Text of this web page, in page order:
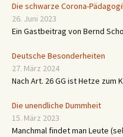
Die schwarze Corona-
26. Juni 2023
Ein Gastbeitrag von Bernd
Deutsche Besonderheiten
27. März 2024
Nach Art. 26 GG ist Hetze zum
Die unendliche Dummheit
15. März 2023
Manchmal findet man Leute